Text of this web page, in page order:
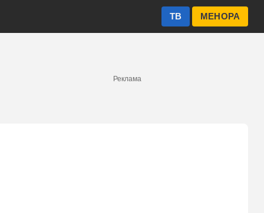
МЕНОРА
ТВ
Реклама